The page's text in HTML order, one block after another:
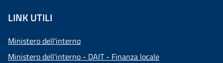
LINK UTILI
Ministero dell'interno
Ministero dell'interno - DAIT - Finanza locale